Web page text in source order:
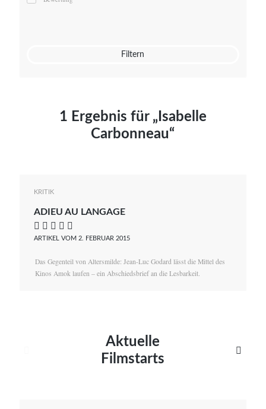
Mato von Vogelstein
Filtern
1 Ergebnis für „Isabelle
Carbonneau“
KRITIK
ADIEU AU LANGAGE
    
ARTIKEL VOM 2. FEBRUAR 2015
Das Gegenteil von Altersmilde: Jean-Luc Godard lässt die Mittel des
Kinos Amok laufen – ein Abschiedsbrief an die Lesbarkeit.
Aktuelle
Filmstarts
